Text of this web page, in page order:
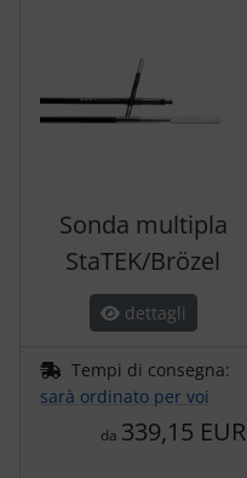
Sonda multipla
StaTEK/Brözel
dettagli
Tempi di consegna:
sarà ordinato per voi
da 339,15 EUR